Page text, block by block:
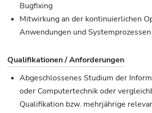
Bugfixing
Mitwirkung an der kontinuierlichen
Anwendungen und Systemprozessen
Qualifikationen / Anforderungen
Abgeschlossenes Studium der
oder Computertechnik oder
Qualifikation bzw. mehrjährige